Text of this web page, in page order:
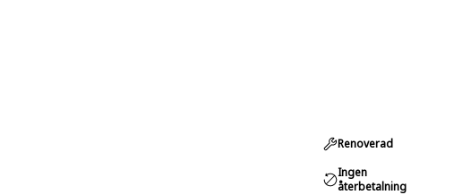
Renoverad
Ingen
återbetalning